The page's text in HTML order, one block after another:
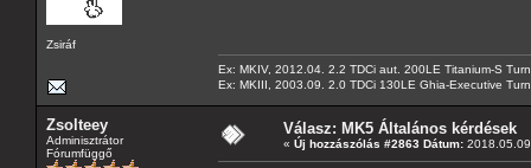
Zsiráf
Ex: MKIV, 2012.04. 2.2 TDCi aut. 200LE Titanium-S
Ex: MKIII, 2003.09. 2.0 TDCi 130LE Ghia-Executive
Zsolteey
Adminisztrátor
Fórumfüggő
Válasz: MK5 Általános kérdések
« Új hozzászólás #2863 Dátum: